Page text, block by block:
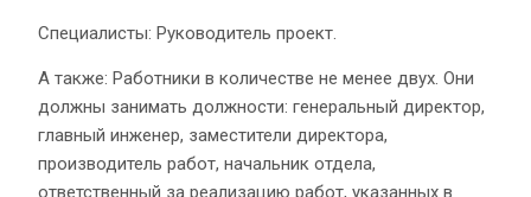
Специалисты: Руководитель проект.
А также: Работники в количестве не менее двух. Они
должны занимать должности: генеральный директор,
главный инженер, заместители директора,
производитель работ, начальник отдела,
ответственный за реализацию работ, указанных в